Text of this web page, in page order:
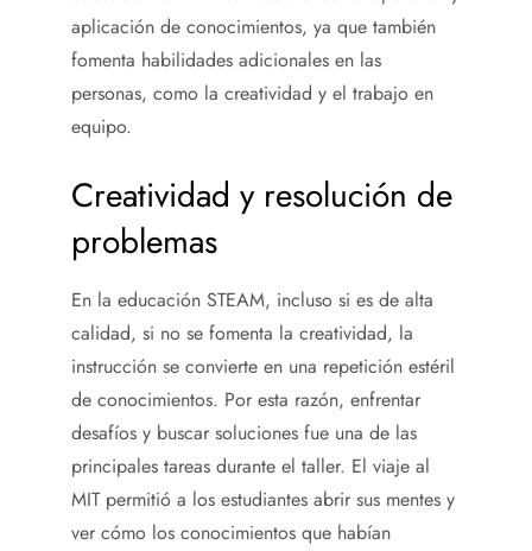
aplicación de conocimientos, ya que también
fomenta habilidades adicionales en las
personas, como la creatividad y el trabajo en
equipo.
Creatividad y resolución de
problemas
En la educación STEAM, incluso si es de alta
calidad, si no se fomenta la creatividad, la
instrucción se convierte en una repetición estéril
de conocimientos. Por esta razón, enfrentar
desafíos y buscar soluciones fue una de las
principales tareas durante el taller. El viaje al
MIT permitió a los estudiantes abrir sus mentes y
ver cómo los conocimientos que habían